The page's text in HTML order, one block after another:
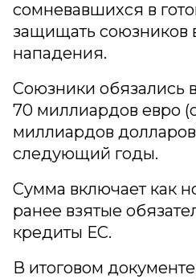
сомневавшихся в
защищать союзников
нападения.
Союзники обязались
70 миллиардов евро
миллиардов
следующий годы.
Сумма включает как
ранее взятые
кредиты ЕС.
В итоговом